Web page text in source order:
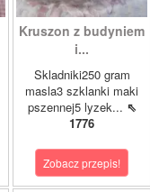
Kruszon z budyniem
i...
Skladniki250 gram
masla3 szklanki maki
pszennej5 lyzek... ⇖
1776
Zobacz przepis!